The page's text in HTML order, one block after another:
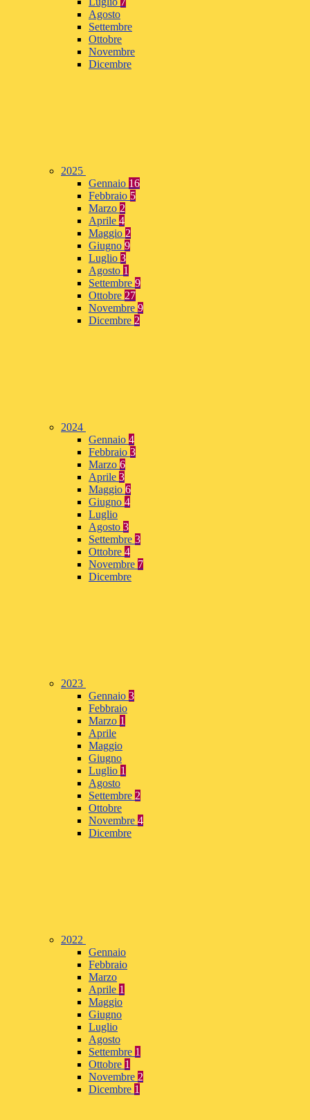
Agosto
Settembre
Ottobre
Novembre
Dicembre
2025
Gennaio 16
Febbraio 5
Marzo 2
Aprile 4
Maggio 2
Giugno 9
Luglio 3
Agosto 1
Settembre 9
Ottobre 27
Novembre 9
Dicembre 2
2024
Gennaio 4
Febbraio 3
Marzo 6
Aprile 3
Maggio 6
Giugno 4
Luglio
Agosto 3
Settembre 3
Ottobre 4
Novembre 7
Dicembre
2023
Gennaio 3
Febbraio
Marzo 1
Aprile
Maggio
Giugno
Luglio 1
Agosto
Settembre 2
Ottobre
Novembre 4
Dicembre
2022
Gennaio
Febbraio
Marzo
Aprile 1
Maggio
Giugno
Luglio
Agosto
Settembre 1
Ottobre 1
Novembre 2
Dicembre 1